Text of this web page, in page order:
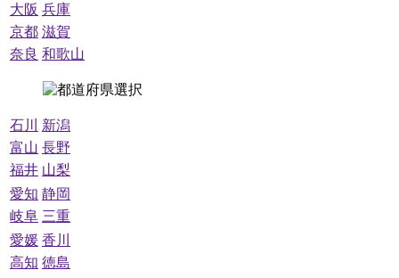
大阪 兵庫
京都 滋賀
奈良 和歌山
石川
新潟
富山 長野
福井 山梨
愛知 静岡
岐阜 三重
愛媛 香川
高知 徳島